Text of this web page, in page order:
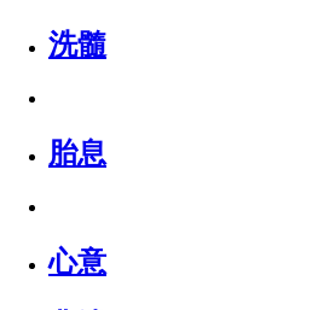
洗髓
胎息
心意